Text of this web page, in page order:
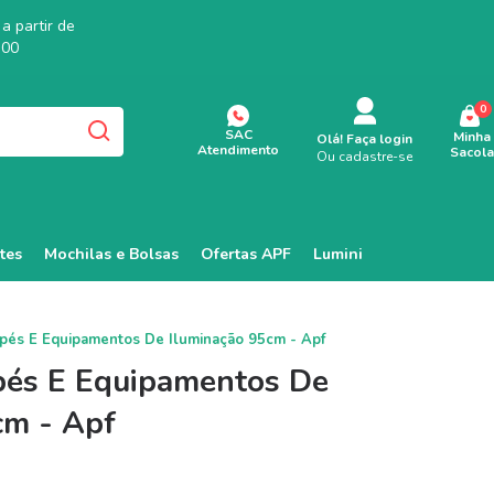
partir de
SAC
Atendimento
Olá! Faça login
Ou cadastre-se
Minha
Sacola
0
Mochilas e Bolsas Ofertas APF Lumini
E Equipamentos De Iluminação 95cm - Apf
E Equipamentos De
- Apf